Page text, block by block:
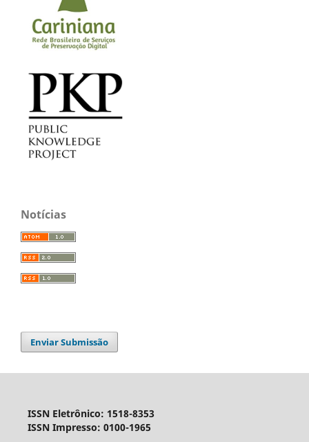
Notícias
Enviar Submissão
ISSN Eletrônico: 1518-8353
ISSN Impresso: 0100-1965